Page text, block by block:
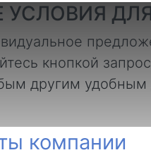
кнопкой
другим удобным
компании